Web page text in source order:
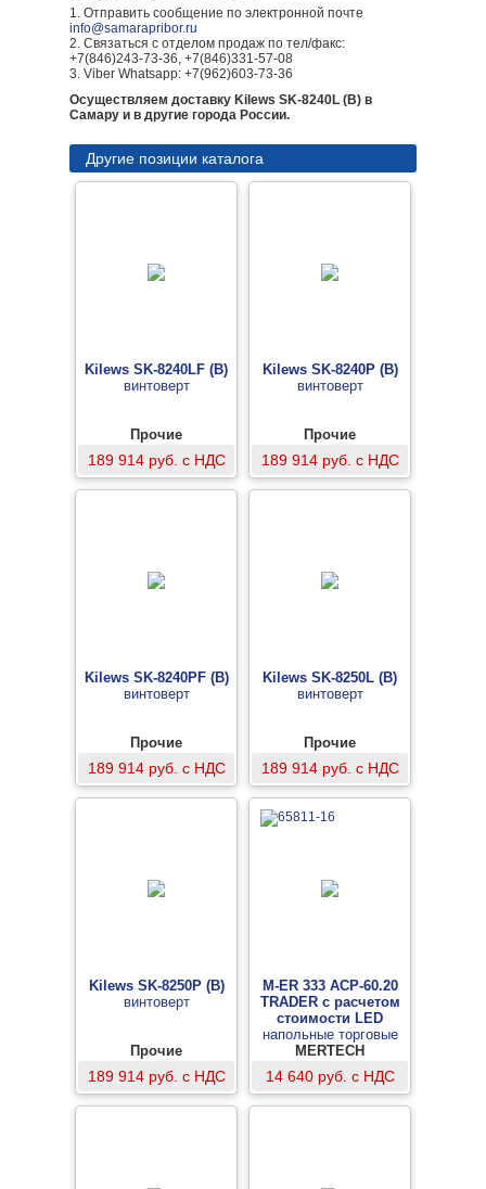
1. Отправить сообщение по электронной почте
info@samarapribor.ru
2. Связаться с отделом продаж по тел/факс:
+7(846)243-73-36, +7(846)331-57-08
3. Viber Whatsapp: +7(962)603-73-36
Осуществляем доставку Kilews SK-8240L (B) в
Самару и в другие города России.
Другие позиции каталога
Kilews SK-8240LF (B)
винтоверт
Прочие
189 914 руб. с НДС
Kilews SK-8240P (B)
винтоверт
Прочие
189 914 руб. с НДС
Kilews SK-8240PF (B)
винтоверт
Прочие
189 914 руб. с НДС
Kilews SK-8250L (B)
винтоверт
Прочие
189 914 руб. с НДС
Kilews SK-8250P (B)
винтоверт
Прочие
189 914 руб. с НДС
M-ER 333 ACP-60.20
TRADER с расчетом
стоимости LED
напольные торговые
весы
MERTECH
14 640 руб. с НДС